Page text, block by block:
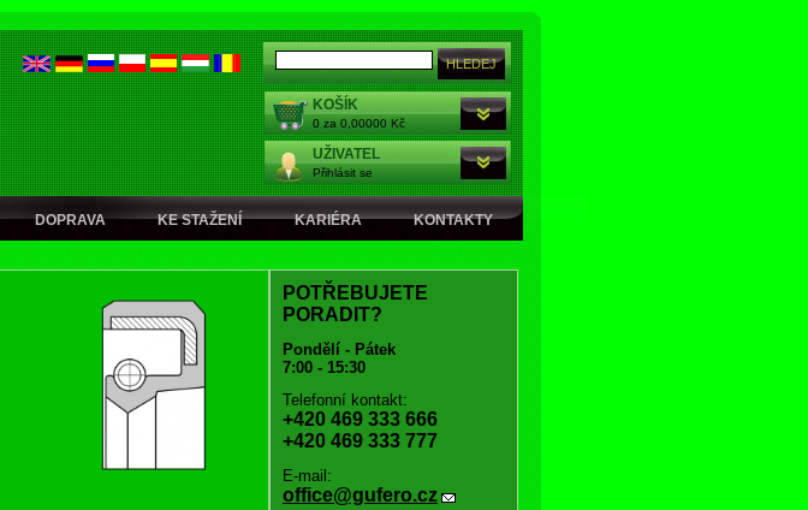
KOŠÍK
0 za 0,00000 Kč
UŽIVATEL
Přihlásit se
DOPRAVA KE STAŽENÍ KARIÉRA KONTAKTY
POTŘEBUJETE
PORADIT?
Pondělí - Pátek
7:00 - 15:30
Telefonní kontakt:
+420 469 333 666
+420 469 333 777
E-mail:
office@gufero.cz